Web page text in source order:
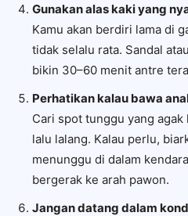
Gunakan alas kaki yang
Kamu akan berdiri lama di
tidak selalu rata. Sandal
bikin 30–60 menit antre
Perhatikan kalau bawa
Cari spot tunggu yang
lalu lalang. Kalau perlu,
menunggu di dalam
bergerak ke arah pawon.
Jangan datang dalam